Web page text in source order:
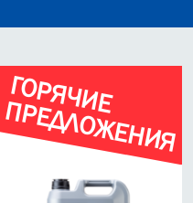
Г
О
Р
Я
Ч
И
Е
П
Р
Е
Д
Л
О
Ж
Е
Н
И
Я